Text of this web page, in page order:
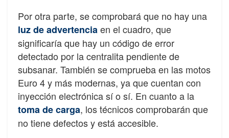
Por otra parte, se comprobará que no hay una
luz de advertenciaen el cuadro, que
significaría que hay un código de error
detectado por la centralita pendiente de
subsanar. También se comprueba en las motos
Euro 4 y más modernas, ya que cuentan con
inyección electrónica sí o sí. En cuanto a la
toma de carga, los técnicos comprobarán que
no tiene defectos y está accesible.